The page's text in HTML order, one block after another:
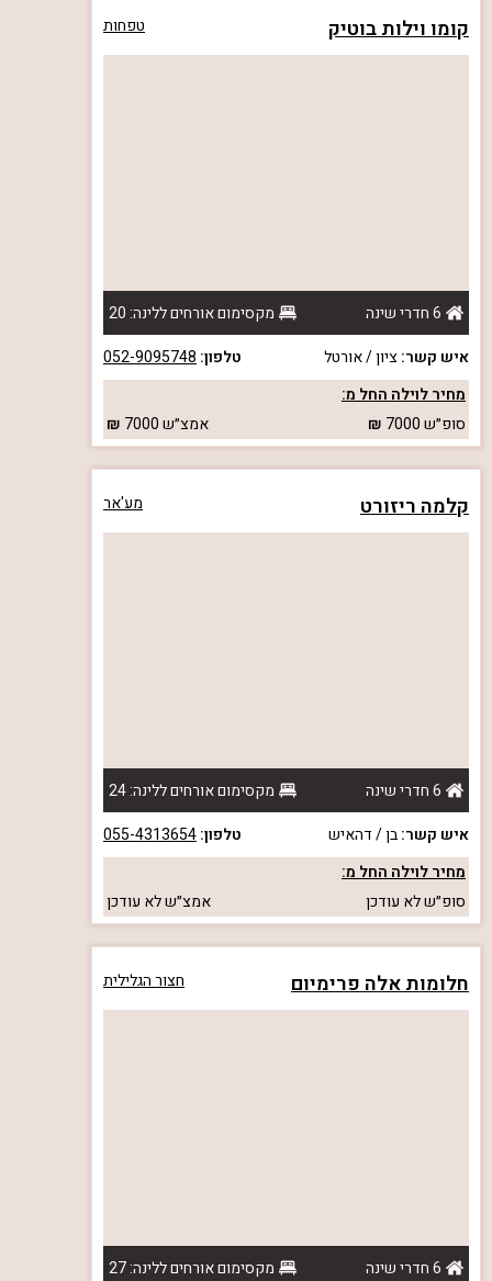
קומו וילות בוטיק טפחות
6 חדרי שינה
מקסימום אורחים ללינה: 20
איש קשר:ציון / אורטל טלפון: 052-9095748
מחיר לוילה החל מ:
סופ״ש7000 אמצ״ש7000
קלמה ריזורט מע'אר
6 חדרי שינה
מקסימום אורחים ללינה: 24
איש קשר:בן / דהאיש טלפון:055-4313654
מחיר לוילה החל מ:
סופ״שלא עודכן אמצ״שלא עודכן
חלומות אלה פרימיום חצור הגלילית
6 חדרי שינה
מקסימום אורחים ללינה: 27